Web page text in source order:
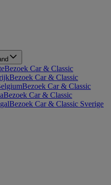
Bezoek Car & Classic
Bezoek Car & Classic
Bezoek Car & Classic
Bezoek Car & Classic
Bezoek Car & Classic Sverige